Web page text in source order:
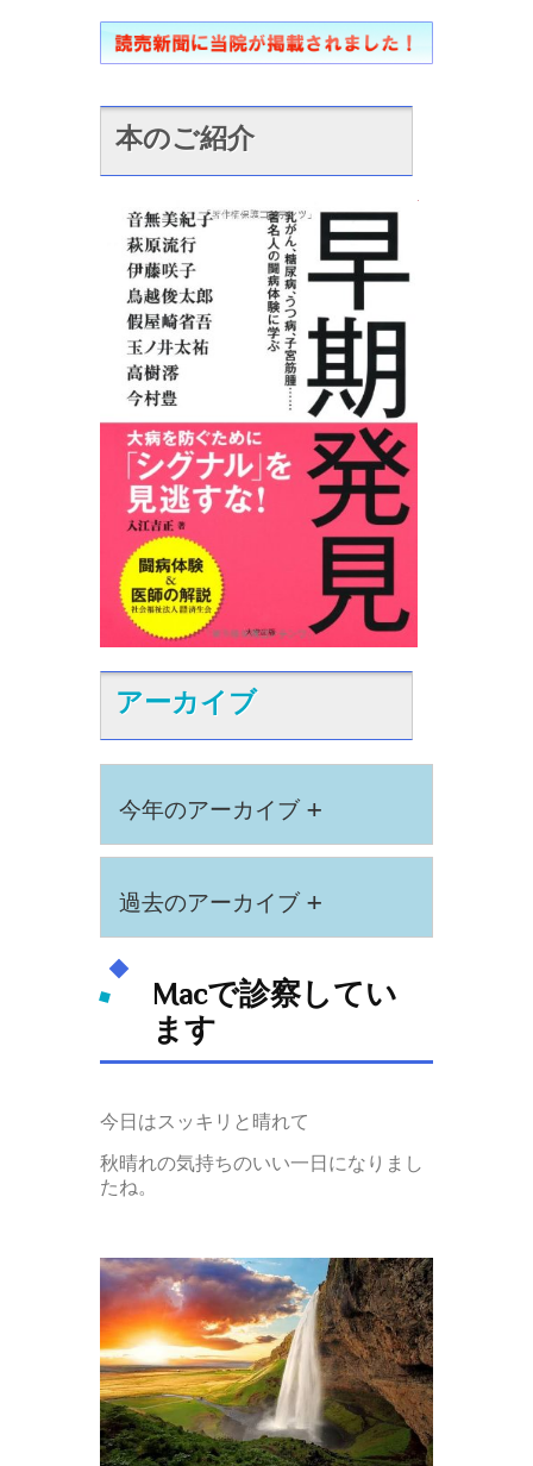
本のご紹介
アーカイブ
今年のアーカイブ +
過去のアーカイブ +
Macで診察してい
ます
今日はスッキリと晴れて
秋晴れの気持ちのいい一日になりまし
たね。